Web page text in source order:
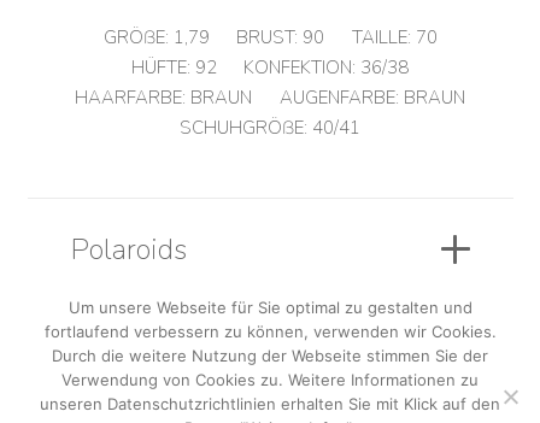
GRÖßE: 1,79 BRUST: 90 TAILLE: 70
HÜFTE: 92 KONFEKTION: 36/38
HAARFARBE: BRAUN AUGENFARBE: BRAUN
SCHUHGRÖßE: 40/41
Polaroids
Sedcard
Um unsere Webseite für Sie optimal zu gestalten und
fortlaufend verbessern zu können, verwenden wir Cookies.
Durch die weitere Nutzung der Webseite stimmen Sie der
Verwendung von Cookies zu. Weitere Informationen zu
unseren Datenschutzrichtlinien erhalten Sie mit Klick auf den